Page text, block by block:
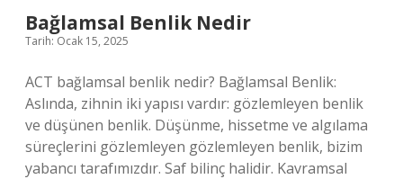
Bağlamsal Benlik Nedir
Tarih: Ocak 15, 2025
ACT bağlamsal benlik nedir? Bağlamsal Benlik:
Aslında, zihnin iki yapısı vardır: gözlemleyen benlik
ve düşünen benlik. Düşünme, hissetme ve algılama
süreçlerini gözlemleyen gözlemleyen benlik, bizim
yabancı tarafımızdır. Saf bilinç halidir. Kavramsal